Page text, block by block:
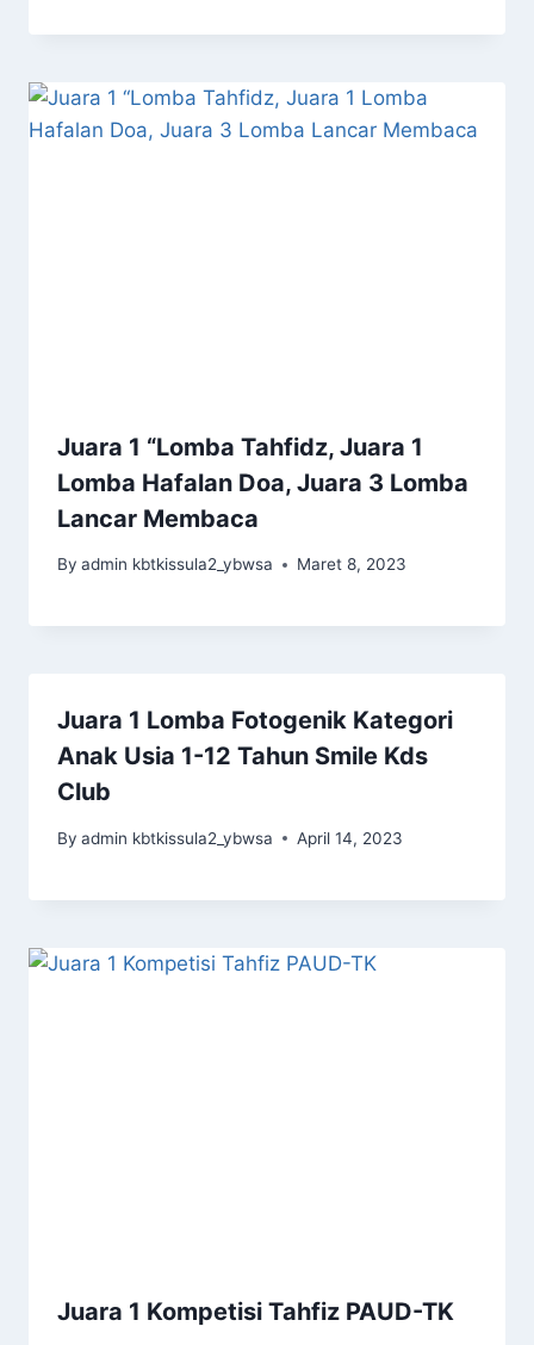
Juara 1 “Lomba Tahfidz, Juara 1
Lomba Hafalan Doa, Juara 3 Lomba
Lancar Membaca
By admin kbtkissula2_ybwsa Maret 8, 2023
Juara 1 Lomba Fotogenik Kategori
Anak Usia 1-12 Tahun Smile Kds
Club
By admin kbtkissula2_ybwsa April 14, 2023
Juara 1 Kompetisi Tahfiz PAUD-TK